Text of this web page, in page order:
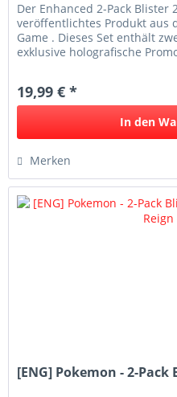
Der Enhanced 2-Pack Blister
veröffentlichtes Produkt aus
Game . Dieses Set enthält
exklusive holografische
19,99 € *
In den
Merken
[ENG] Pokemon - 2-